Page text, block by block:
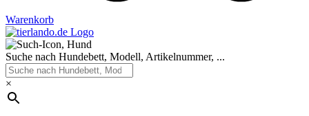
Warenkorb
Suche nach Hundebett, Modell, Artikelnummer, ...
×